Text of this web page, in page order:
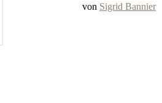
von Sigrid Bannier